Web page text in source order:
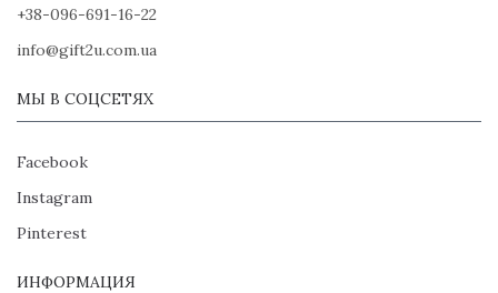
+38-096-691-16-22
info@gift2u.com.ua
МЫ В СОЦСЕТЯХ
Facebook
Instagram
Pinterest
ИНФОРМАЦИЯ